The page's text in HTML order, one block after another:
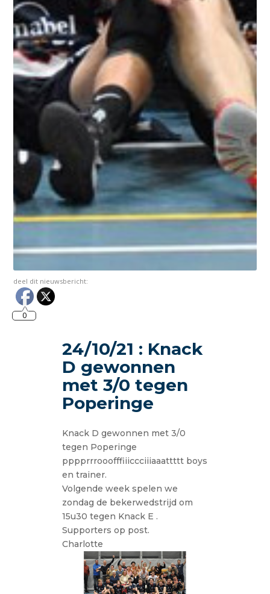
deel dit nieuwsbericht:
0
24/10/21 : Knack
D gewonnen
met 3/0 tegen
Poperinge
Knack D gewonnen met 3/0
tegen Poperinge
pppprrrooofffiiiccciiiaaattttt boys
en trainer.
Volgende week spelen we
zondag de bekerwedstrijd om
15u30 tegen Knack E .
Supporters op post.
Charlotte